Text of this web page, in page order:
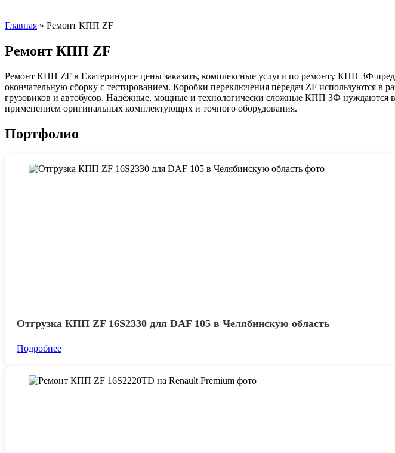
Главная » Ремонт КПП ZF
Ремонт КПП ZF
Ремонт КПП ZF в Екатеринурге цены заказать, комплексные услуги по ремонту КПП ЗФ
окончательную сборку с тестированием. Коробки переключения передач ZF используются в
грузовиков и автобусов. Надёжные, мощные и технологически сложные КПП ЗФ нуждаются
применением оригинальных комплектующих и точного оборудования.
Портфолио
Отгрузка КПП ZF 16S2330 для DAF 105 в Челябинскую область
Подробнее